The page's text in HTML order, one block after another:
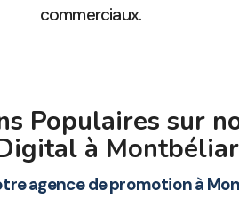
commerciaux.
Populaires sur
à
agence de promotion à